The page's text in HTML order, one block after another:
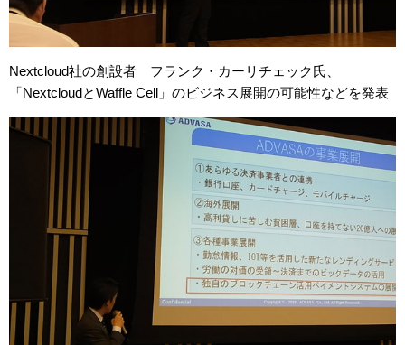
Nextcloud社の創設者 フランク・カーリチェック氏、
「NextcloudとWaffle Cell」のビジネス展開の可能性などを発表